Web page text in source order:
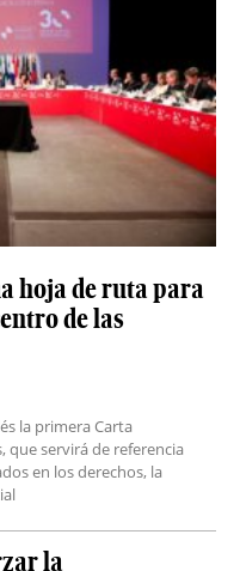
hoja de ruta para
de las
la primera Carta
que servirá de referencia
en los derechos, la
la